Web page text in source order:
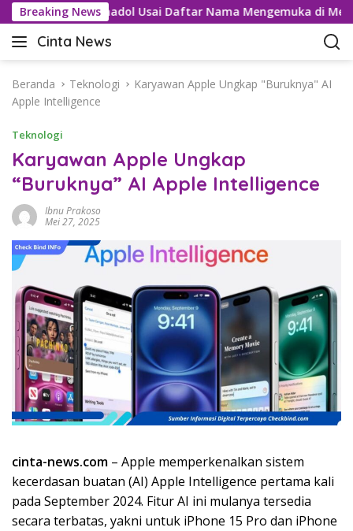
a
Breaking News
Tramadol Usai Daftar Nama Mengemuka di Medsos
Cinta News
C
n
t
N
e
w
s
K
a
b
r
T
e
r
k
i
n
i
,
e
n
u
h
Beranda Teknologi
Karyawan Apple Ungkap "Buruknya" AI
Apple Intelligence
Teknologi
Karyawan Apple Ungkap
“Buruknya” AI Apple Intelligence
Ibnu Prakoso
Mei 27, 2025
cinta-news.com – Apple memperkenalkan sistem
kecerdasan buatan (AI) Apple Intelligence pertama kali
pada September 2024. Fitur AI ini mulanya tersedia
secara terbatas, yakni untuk iPhone 15 Pro dan iPhone